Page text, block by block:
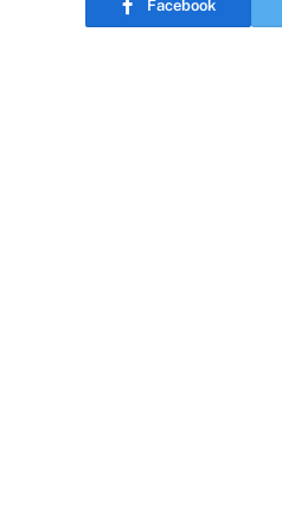
Facebook